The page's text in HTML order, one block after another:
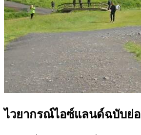
ไวยากรณ์ไอซ์แลนด์ฉบับย่อ